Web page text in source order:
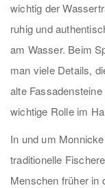
wichtig der
ruhig und
am Wasser. Beim
man viele Details,
alte
wichtige Rolle im
In und um
traditionelle
Menschen früher in